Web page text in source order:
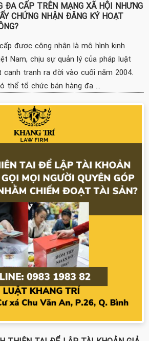
ĐA CẤP TRÊN MẠNG XÃ HỘI NHƯNG
CHỨNG NHẬN ĐĂNG KÝ HOẠT
được công nhận là mô hình kinh
Nam, chịu sự quản lý của pháp luật
cạnh tranh ra đời vào cuối năm 2004.
thể tổ chức bán hàng đa ...